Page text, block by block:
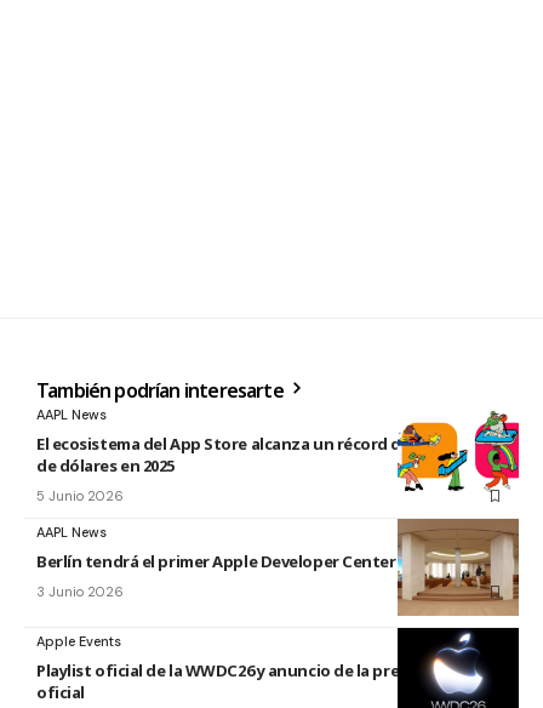
También podrían interesarte
AAPL News
El ecosistema del App Store alcanza un récord de 1.4 billones
de dólares en 2025
5 Junio 2026
AAPL News
Berlín tendrá el primer Apple Developer Center de Europa
3 Junio 2026
Apple Events
Playlist oficial de la WWDC26 y anuncio de la presentación
oficial